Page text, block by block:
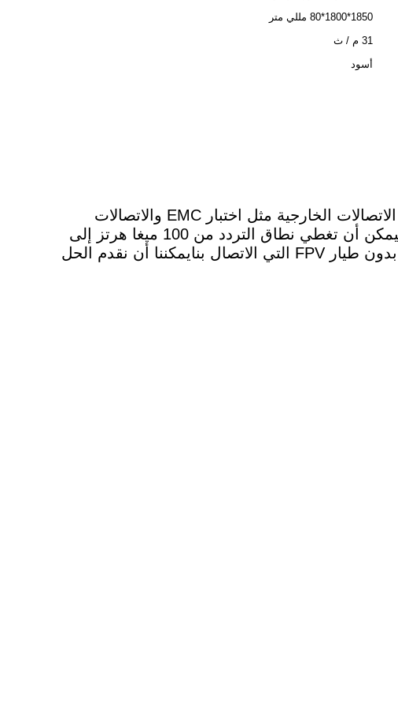
1850*1800*80 مللي متر
31 م / ث
أسود
Ly008-1010-6-9QVDSG هو الهوائي الدوري ذو الوصول العالي ، يستخدم بشكل رئيسي في الاتصالات الخارجية مثل اختبار EMC والاتصالات
ومراقبة الإشارات ومجالات أخرى.الهوائي الدوري 100-7000 ميغاهرتز هو هوائي الدوري خاصيمكن أن تغطي نطاق التردد من 100 ميغا هرتز إلى
7000 ميغا هرتز التي تمتلك وظيفة قوية من إشارة الإرسال.لذا إذا كنت مهددا من قبل طائرة بدون طيار FPV التي الاتصال بنايمكننا أن نقدم الحل